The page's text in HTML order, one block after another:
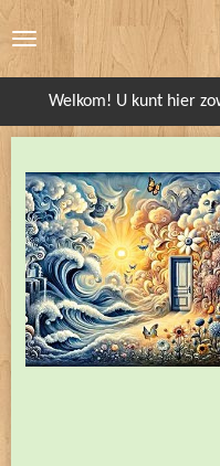
direct
Welkom! U kunt hier